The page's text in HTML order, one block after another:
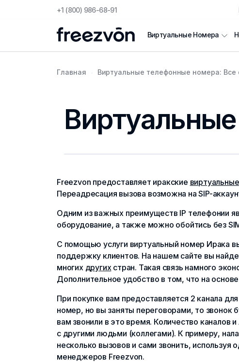
+1 (800) 986-68-91
Виртуальные Номера
Главная Виртуальные телефонные номера: Все
Freezvon предоставляет иракские
Переадресация вызова возможна на SIP-
Одним из важных преимуществ IP телефонии
оборудование, а также можно обойтись без
С помощью услуги виртуальный номер Ирака
поддержку клиентов. На нашем сайте вы
многих другихстран. Такая связь намного
Дополнительное удобство в том, что на
При покупке вам предоставляется 2 канала
номер, но вы заняты переговорами, то звонок
вам звонили в это время. Количество каналов
с другими людьми (коллегами). К примеру,
несколько вызовов и сами звонить,
менеджеров Freezvon.